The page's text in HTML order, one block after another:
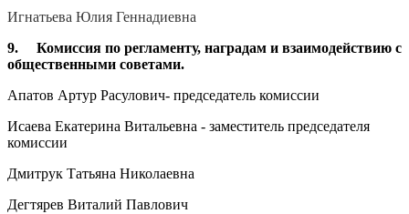
Игнатьева Юлия Геннадиевна
9. Комиссия по регламенту, наградам и взаимодействию с
общественными советами.
Апатов Артур Расулович- председатель комиссии
Исаева Екатерина Витальевна - заместитель председателя
комиссии
Дмитрук Татьяна Николаевна
Дегтярев Виталий Павлович